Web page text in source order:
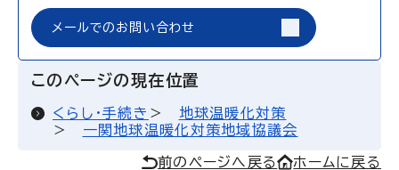
メールでのお問い合わせ
このページの現在位置
くらし・手続き
地球温暖化対策
一関地球温暖化対策地域協議会
前のページへ戻る ホームに戻る